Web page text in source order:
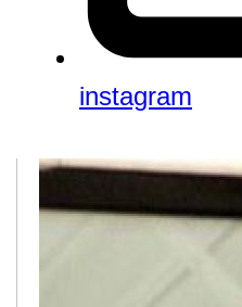
instagram